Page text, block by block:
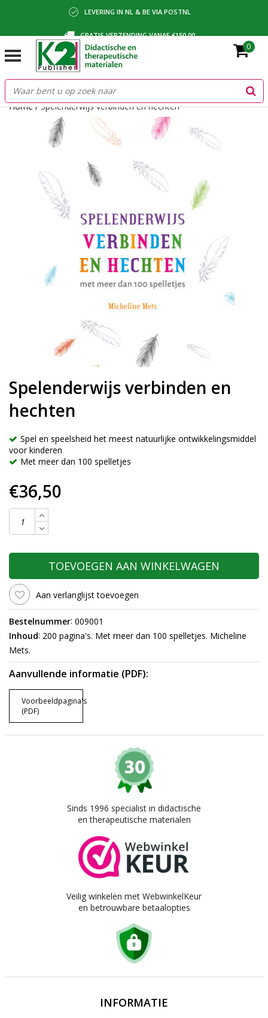
LEVERING IN NL & BE VIA POSTNL
GRATIS VERZENDING VANAF €150,00
BETALING VIA IDEAL, BANCONTACT OF FACTUUR
0
Home/Spelenderwijs verbinden en hechten
Spelenderwijs verbinden en
hechten
Spel en speelsheid het meest natuurlijke ontwikkelingsmiddel
voor kinderen
Met meer dan 100 spelletjes
€36,50
TOEVOEGEN AAN WINKELWAGEN
Aan verlanglijst toevoegen
Bestelnummer: 009001
Inhoud: 200 pagina's. Met meer dan 100 spelletjes. Micheline
Mets.
Aanvullende informatie (PDF):
Voorbeeldpagina's
(PDF)
Sinds 1996 specialist in didactische
en therapeutische materialen
Veilig winkelen met WebwinkelKeur
en betrouwbare betaalopties
INFORMATIE